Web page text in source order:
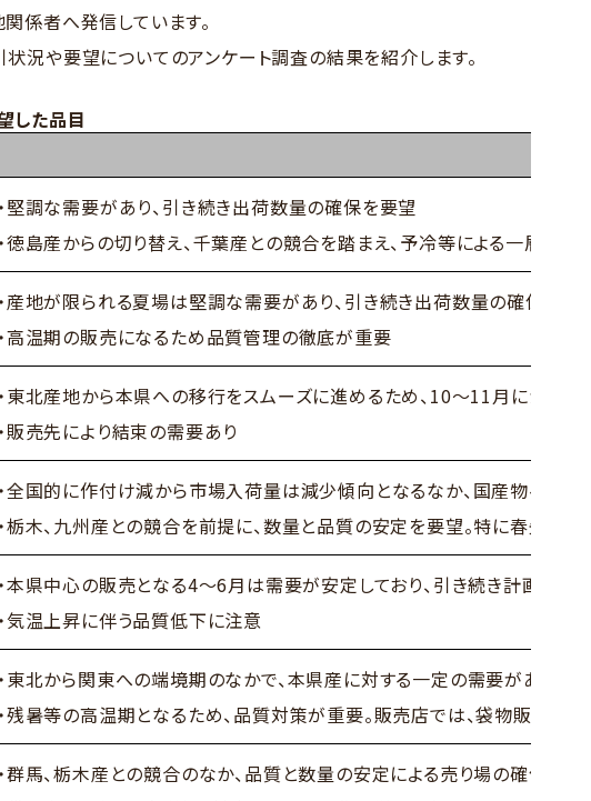
係者へ発信しています。
況や要望についてのアンケート調査の結果を紹介します。
した品目
・堅調な需要があり、引き続き出荷数量の確保を要望
・徳島産からの切り替え、千葉産との競合を踏まえ、予冷等による一層の品
・産地が限られる夏場は堅調な需要があり、引き続き出荷数量の確保を要望
・高温期の販売になるため品質管理の徹底が重要
・東北産地から本県への移行をスムーズに進めるため、10～11月にかけて
・販売先により結束の需要あり
・全国的に作付け減から市場入荷量は減少傾向となるなか、国産物への
・栃木、九州産との競合を前提に、数量と品質の安定を要望。特に春先は
・本県中心の販売となる4～6月は需要が安定しており、引き続き計画的な
・気温上昇に伴う品質低下に注意
・東北から関東への端境期のなかで、本県産に対する一定の需要があり、
・残暑等の高温期となるため、品質対策が重要。販売店では、袋物販売も盛況
・群馬、栃木産との競合のなか、品質と数量の安定による売り場の確保が重要